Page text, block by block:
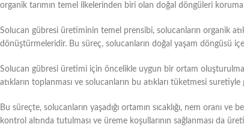
organik tarımın temel ilkelerinden biri olan doğal döngüleri
Solucan gübresi üretiminin temel prensibi, solucanların organik
dönüştürmeleridir. Bu süreç, solucanların doğal yaşam döngüsü
Solucan gübresi üretimi için öncelikle uygun bir ortam
atıkların toplanması ve solucanların bu atıkları tüketmesi
Bu süreçte, solucanların yaşadığı ortamın sıcaklığı, nem oranı
kontrol altında tutulması ve üreme koşullarının sağlanması da